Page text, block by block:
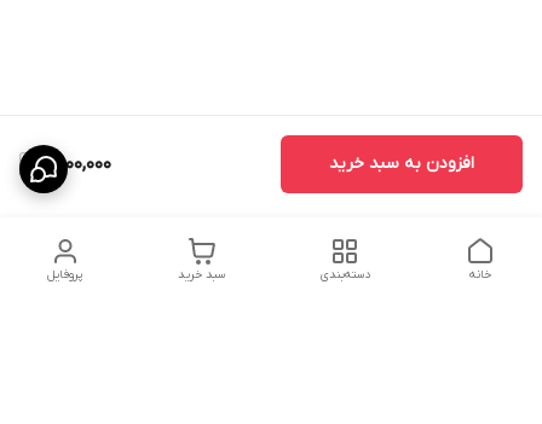
6,000,000 افزودن به سبد خرید
پروفایل سبد خرید دسته‌بندی خانه